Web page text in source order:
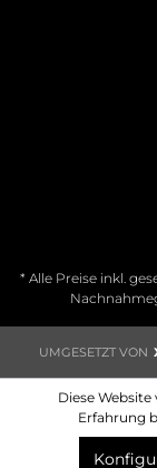
* Alle Preise inkl.
UMGESETZT VON
Diese
Erfahrung